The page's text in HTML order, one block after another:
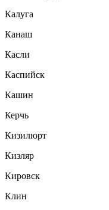
Калуга
Канаш
Касли
Каспийск
Кашин
Керчь
Кизилюрт
Кизляр
Кировск
Клин